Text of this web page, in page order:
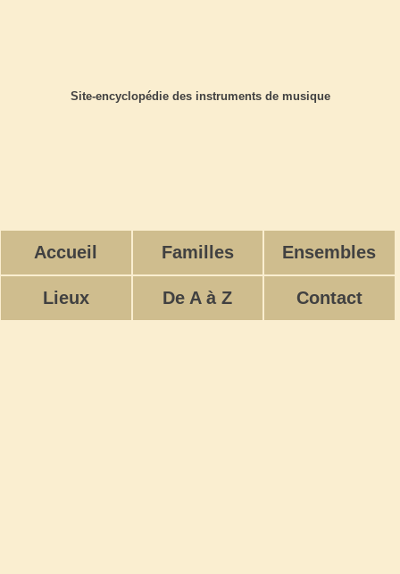
Site-encyclopédie des instruments de musique
Accueil Familles Ensembles
Lieux De A à Z Contact